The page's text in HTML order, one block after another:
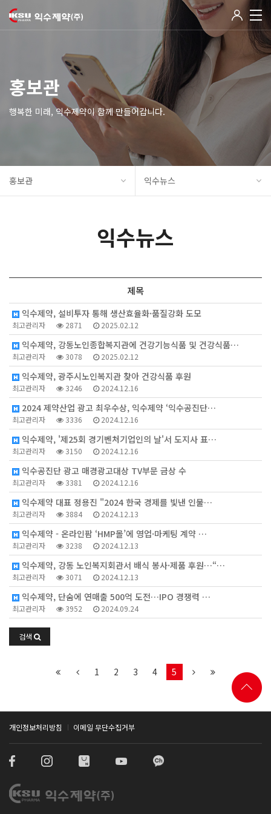
홍보관
행복한 미래, 익수제약이 함께 만들어갑니다.
홍보관 익수뉴스
익수뉴스
제목
익수제약, 설비투자 통해 생산효율화·품질강화 도모
최고관리자 2871 2025.02.12
익수제약, 강동노인종합복지관에 건강기능식품 및 건강식품…
최고관리자 3078 2025.02.12
익수제약, 광주시노인복지관 찾아 건강식품 후원
최고관리자 3246 2024.12.16
2024 제약산업 광고 최우수상, 익수제약 ‘익수공진단…
최고관리자 3336 2024.12.16
익수제약, '제25회 경기벤처기업인의 날'서 도지사 표…
최고관리자 3150 2024.12.16
익수공진단 광고 매경광고대상 TV부문 금상 수
최고관리자 3381 2024.12.16
익수제약 대표 정용진 "2024 한국 경제를 빛낸 인물…
최고관리자 3884 2024.12.13
익수제약 - 온라인팜 ‘HMP몰’에 영업·마케팅 계약 …
최고관리자 3238 2024.12.13
익수제약, 강동 노인복지회관서 배식 봉사·제품 후원…“…
최고관리자 3071 2024.12.13
익수제약, 단숨에 연매출 500억 도전…IPO 경쟁력 …
최고관리자 3952 2024.09.24
검색
1 2 3 4 5
개인정보처리방침 이메일 무단수집거부